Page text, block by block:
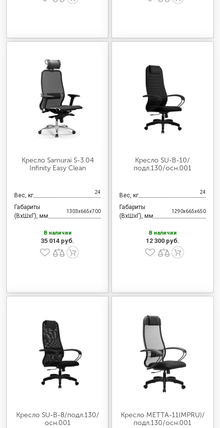
Кресло Samurai S-3.04
Infinity Easy Clean
Вес, кг 24
Габариты
(ВхШхГ), мм
1303x665x700
В наличии
35 014 руб.
Кресло SU-B-10/
подл.130/осн.001
Вес, кг 24
Габариты
(ВхШхГ), мм
1290x665x650
В наличии
12 300 руб.
Кресло SU-B-8/подл.130/
осн.001
Кресло МЕТТА-11(MPRU)/
подл.130/осн.001